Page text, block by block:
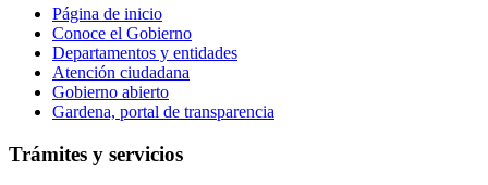
Página de inicio
Conoce el Gobierno
Departamentos y entidades
Atención ciudadana
Gobierno abierto
Gardena, portal de transparencia
Trámites y servicios